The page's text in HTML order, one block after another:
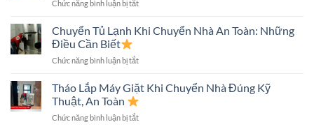
Nhanh
Nhanh,
Toàn,
Chi
Chức năng bình luận bị tắtở
Nhà
An
Quy
Những
Chuyển Tủ Lạnh Khi Chuyển Nhà An Toàn: Những
Điều Cần Biết
Chức năng bình luận bị tắtở
Tủ
Chuyển
Tháo Lắp Máy Giặt Khi Chuyển Nhà Đúng Kỹ
Thuật, An Toàn
Chức năng bình luận bị tắtở